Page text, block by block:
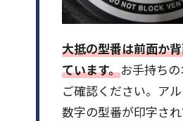
大抵の型番は前面か
ています。お手持ち
ご確認ください。ア
数字の型番が印字さ